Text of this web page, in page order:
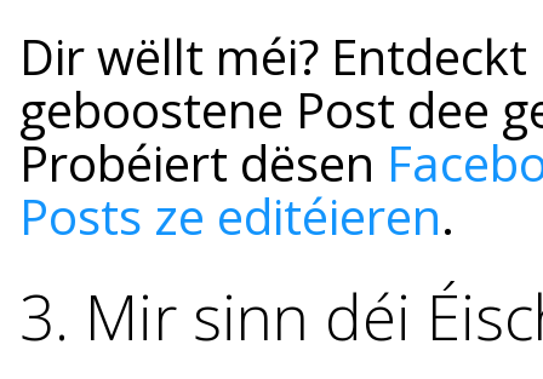
Dir wëllt méi?
geboostene Post dee
Probéiert dësen
Posts ze editéieren.
3. Mir sinn déi